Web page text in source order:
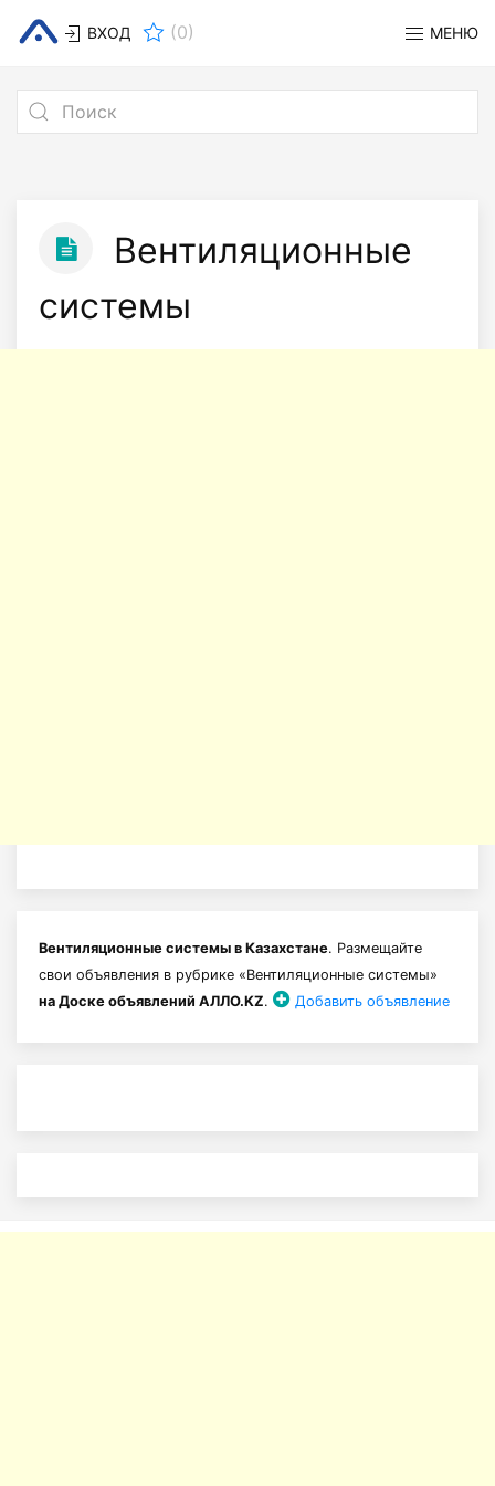
ВХОД (0) МЕНЮ
Вентиляционные
системы
Вентиляционные системы в Казахстане. Размещайте
свои объявления в рубрике «Вентиляционные системы»
на Доске объявлений АЛЛО.KZ. Добавить объявление